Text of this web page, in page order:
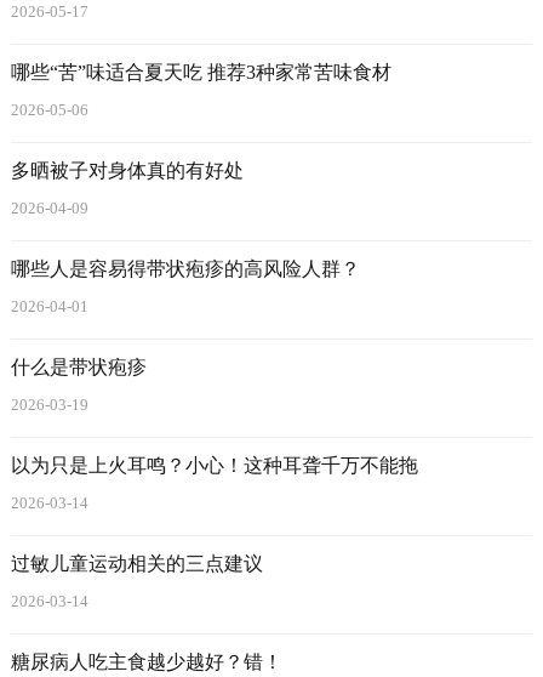
2026-05-17
哪些“苦”味适合夏天吃 推荐3种家常苦味食材
2026-05-06
多晒被子对身体真的有好处
2026-04-09
哪些人是容易得带状疱疹的高风险人群？
2026-04-01
什么是带状疱疹
2026-03-19
以为只是上火耳鸣？小心！这种耳聋千万不能拖
2026-03-14
过敏儿童运动相关的三点建议
2026-03-14
糖尿病人吃主食越少越好？错！